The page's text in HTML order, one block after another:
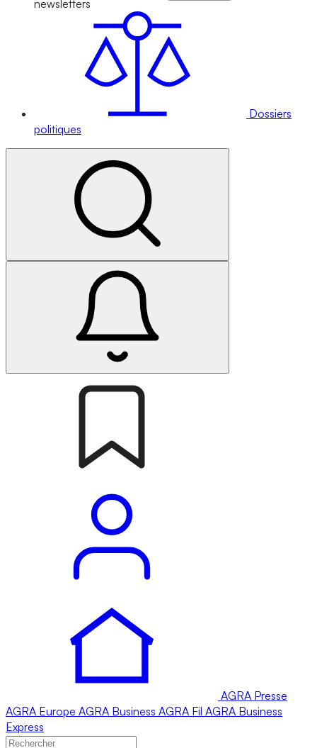
newsletters
Dossiers
politiques
AGRA Presse
AGRA Europe AGRA Business AGRA Fil AGRA Business
Express